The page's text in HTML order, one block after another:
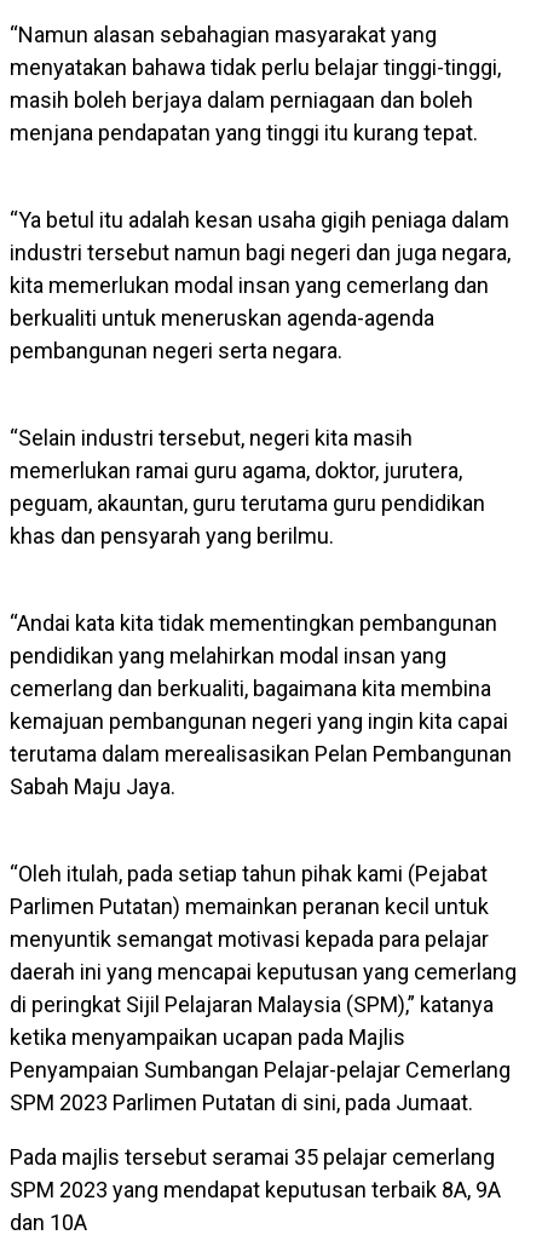
“Namun alasan sebahagian masyarakat yang
menyatakan bahawa tidak perlu belajar tinggi-tinggi,
masih boleh berjaya dalam perniagaan dan boleh
menjana pendapatan yang tinggi itu kurang tepat.
“Ya betul itu adalah kesan usaha gigih peniaga dalam
industri tersebut namun bagi negeri dan juga negara,
kita memerlukan modal insan yang cemerlang dan
berkualiti untuk meneruskan agenda-agenda
pembangunan negeri serta negara.
“Selain industri tersebut, negeri kita masih
memerlukan ramai guru agama, doktor, jurutera,
peguam, akauntan, guru terutama guru pendidikan
khas dan pensyarah yang berilmu.
“Andai kata kita tidak mementingkan pembangunan
pendidikan yang melahirkan modal insan yang
cemerlang dan berkualiti, bagaimana kita membina
kemajuan pembangunan negeri yang ingin kita capai
terutama dalam merealisasikan Pelan Pembangunan
Sabah Maju Jaya.
“Oleh itulah, pada setiap tahun pihak kami (Pejabat
Parlimen Putatan) memainkan peranan kecil untuk
menyuntik semangat motivasi kepada para pelajar
daerah ini yang mencapai keputusan yang cemerlang
di peringkat Sijil Pelajaran Malaysia (SPM),” katanya
ketika menyampaikan ucapan pada Majlis
Penyampaian Sumbangan Pelajar-pelajar Cemerlang
SPM 2023 Parlimen Putatan di sini, pada Jumaat.
Pada majlis tersebut seramai 35 pelajar cemerlang
SPM 2023 yang mendapat keputusan terbaik 8A, 9A
dan 10A